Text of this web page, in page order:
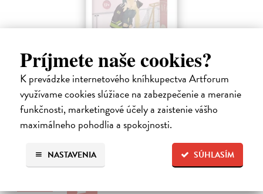
Príjmete naše cookies?
K prevádzke internetového kníhkupectva Artforum
využívame cookies slúžiace na zabezpečenie a meranie
funkčnosti, marketingové účely a zaistenie vášho
maximálneho pohodlia a spokojnosti.
SÚHLASÍM
NASTAVENIA
Skóre
Kennedy Elle| Kniha
Allie Hayesová prežíva krízu. Blížia sa promócie a ona stále netuší, čo
Do 4 dní